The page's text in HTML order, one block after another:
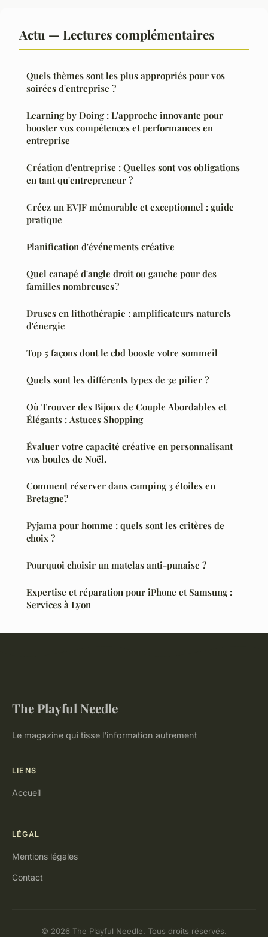
Actu — Lectures complémentaires
Quels thèmes sont les plus appropriés pour vos
soirées d'entreprise ?
Learning by Doing : L'approche innovante pour
booster vos compétences et performances en
entreprise
Création d'entreprise : Quelles sont vos obligations
en tant qu'entrepreneur ?
Créez un EVJF mémorable et exceptionnel : guide
pratique
Planification d'événements créative
Quel canapé d'angle droit ou gauche pour des
familles nombreuses ?
Druses en lithothérapie : amplificateurs naturels
d'énergie
Top 5 façons dont le cbd booste votre sommeil
Quels sont les différents types de 3e pilier ?
Où Trouver des Bijoux de Couple Abordables et
Élégants : Astuces Shopping
Évaluer votre capacité créative en personnalisant
vos boules de Noël.
Comment réserver dans camping 3 étoiles en
Bretagne?
Pyjama pour homme : quels sont les critères de
choix ?
Pourquoi choisir un matelas anti-punaise ?
Expertise et réparation pour iPhone et Samsung :
Services à Lyon
The Playful Needle
Le magazine qui tisse l'information autrement
LIENS
Accueil
LÉGAL
Mentions légales
Contact
© 2026 The Playful Needle. Tous droits réservés.